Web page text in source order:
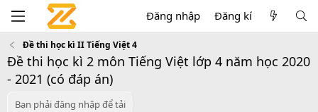
Đăng nhập Đăng kí
Đề thi học kì II Tiếng Việt 4
Đề thi học kì 2 môn Tiếng Việt lớp 4 năm học 2020
- 2021 (có đáp án)
Bạn phải đăng nhập để tải